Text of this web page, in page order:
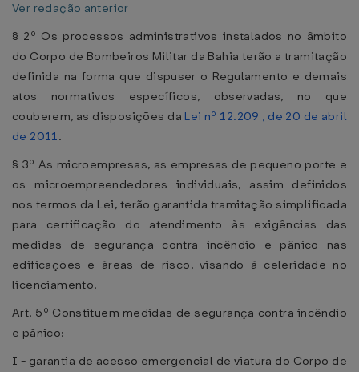
Ver redação anterior
§ 2º Os processos administrativos instalados no âmbito
do Corpo de Bombeiros Militar da Bahia terão a tramitação
definida na forma que dispuser o Regulamento e demais
atos normativos específicos, observadas, no que
couberem, as disposições da Lei nº 12.209 , de 20 de abril
de 2011.
§ 3º As microempresas, as empresas de pequeno porte e
os microempreendedores individuais, assim definidos
nos termos da Lei, terão garantida tramitação simplificada
para certificação do atendimento às exigências das
medidas de segurança contra incêndio e pânico nas
edificações e áreas de risco, visando à celeridade no
licenciamento.
Art. 5º Constituem medidas de segurança contra incêndio
e pânico:
I - garantia de acesso emergencial de viatura do Corpo de